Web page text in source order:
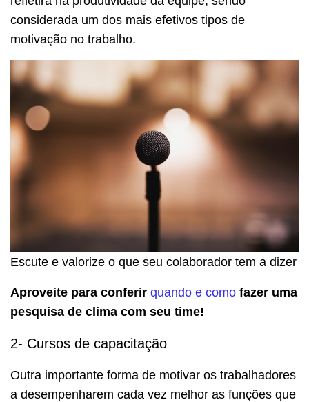
considerada um dos mais efetivos tipos de
motivação no trabalho.
Escute e valorize o que seu colaborador tem a dizer
Aproveite para conferir quando e como fazer uma
pesquisa de clima com seu time!
2- Cursos de capacitação
Outra importante forma de motivar os trabalhadores
a desempenharem cada vez melhor as funções que